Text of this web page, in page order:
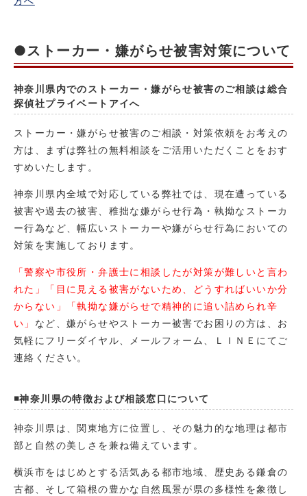
●ストーカー・嫌がらせ被害対策について
神奈川県内でのストーカー・嫌がらせ被害のご相談は総合
探偵社プライベートアイへ
ストーカー・嫌がらせ被害のご相談・対策依頼をお考えの
方は、まずは弊社の無料相談をご活用いただくことをおす
すめいたします。
神奈川県内全域で対応している弊社では、現在遭っている
被害や過去の被害、稚拙な嫌がらせ行為・執拗なストーカ
ー行為など、幅広いストーカーや嫌がらせ行為においての
対策を実施しております。
「警察や市役所・弁護士に相談したが対策が難しいと言わ
れた」「目に見える被害がないため、どうすればいいか分
からない」「執拗な嫌がらせで精神的に追い詰められ辛
い」 など、嫌がらせやストーカー被害でお困りの方は、お
気軽にフリーダイヤル、メールフォーム、ＬＩＮＥにてご
連絡ください。
◾️神奈川県の特徴および相談窓口について
神奈川県は、関東地方に位置し、その魅力的な地理は都市
部と自然の美しさを兼ね備えています。
横浜市をはじめとする活気ある都市地域、歴史ある鎌倉の
古都、そして箱根の豊かな自然風景が県の多様性を象徴し